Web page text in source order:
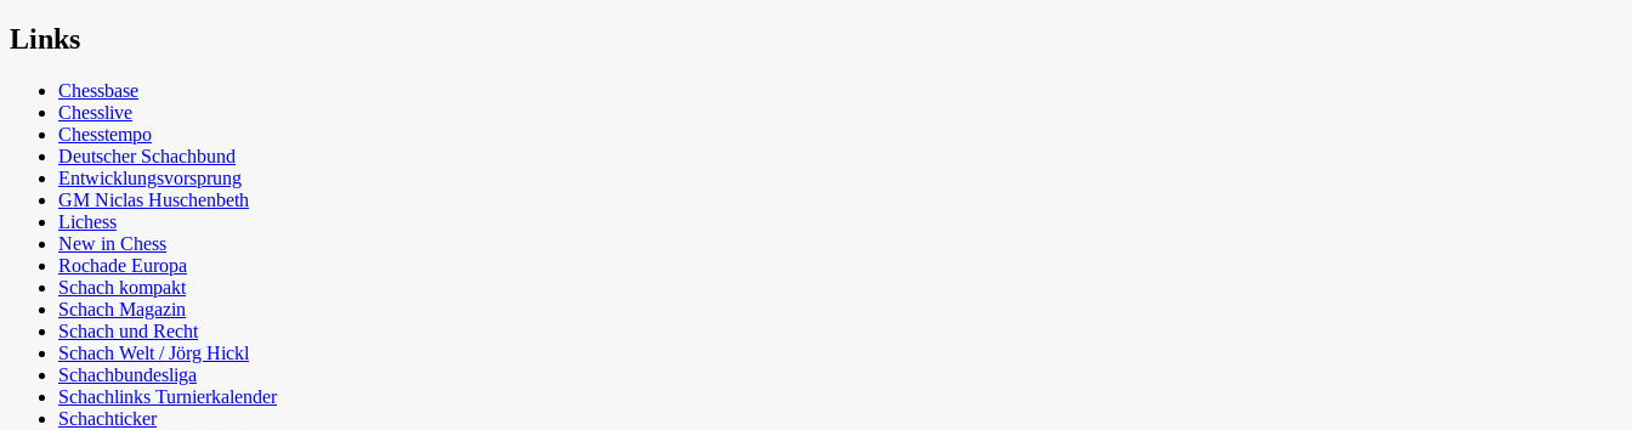
Links
Chessbase
Chesslive
Chesstempo
Deutscher Schachbund
Entwicklungsvorsprung
GM Niclas Huschenbeth
Lichess
New in Chess
Rochade Europa
Schach kompakt
Schach Magazin
Schach und Recht
Schach Welt / Jörg Hickl
Schachbundesliga
Schachlinks Turnierkalender
Schachticker